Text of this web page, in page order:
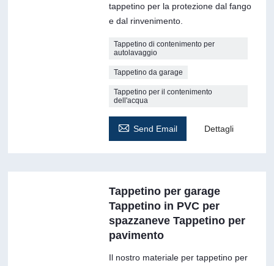
tappetino per la protezione dal fango
e dal rinvenimento.
Tappetino di contenimento per
autolavaggio
Tappetino da garage
Tappetino per il contenimento
dell'acqua
 Send Email Dettagli
Tappetino per garage
Tappetino in PVC per
spazzaneve Tappetino per
pavimento
Il nostro materiale per tappetino per